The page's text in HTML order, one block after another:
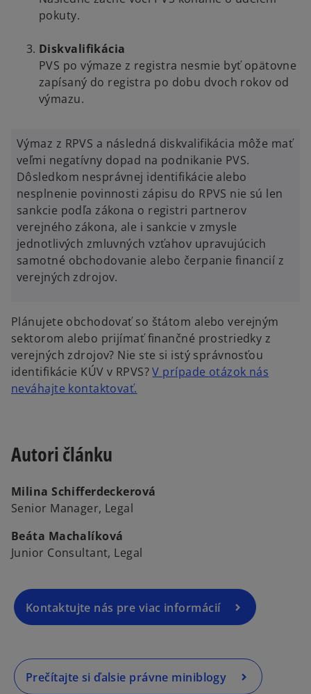
pokuty.
Diskvalifikácia
PVS po výmaze z registra nesmie byť opätovne
zapísaný do registra po dobu dvoch rokov od
výmazu.
Výmaz z RPVS a následná diskvalifikácia môže mať
veľmi negatívny dopad na podnikanie PVS.
Dôsledkom nesprávnej identifikácie alebo
nesplnenie povinnosti zápisu do RPVS nie sú len
sankcie podľa zákona o registri partnerov
verejného zákona, ale i sankcie v zmysle
jednotlivých zmluvných vzťahov upravujúcich
samotné obchodovanie alebo čerpanie financií z
verejných zdrojov.
Plánujete obchodovať so štátom alebo verejným
sektorom alebo prijímať finančné prostriedky z
verejných zdrojov? Nie ste si istý správnosťou
identifikácie KÚV v RPVS?V prípade otázok nás
neváhajte kontaktovať.
Autori článku
Milina Schifferdeckerová
Senior Manager, Legal
Beáta Machalíková
Junior Consultant, Legal
Kontaktujte nás pre viac informácií
Prečítajte si ďalsie právne miniblogy